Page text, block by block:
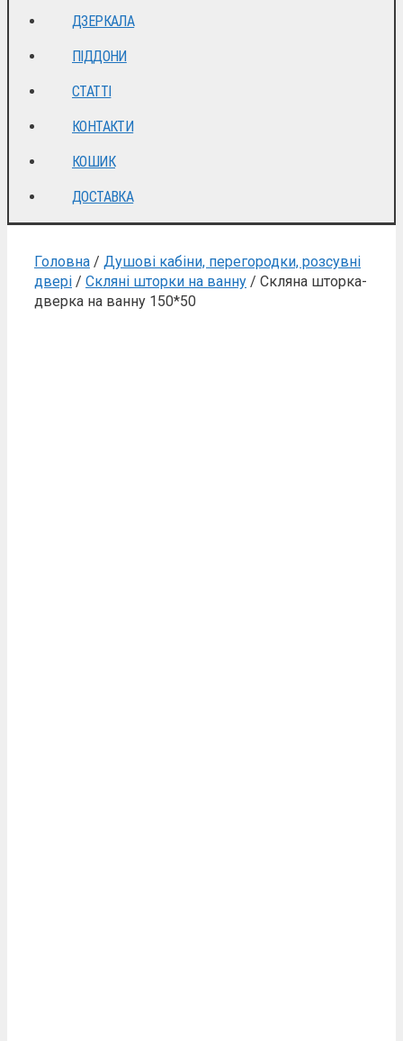
ДЗЕРКАЛА
ПІДДОНИ
СТАТТІ
КОНТАКТИ
КОШИК
ДОСТАВКА
Головна / Душові кабіни, перегородки, розсувні
двері / Скляні шторки на ванну / Скляна шторка-
дверка на ванну 150*50